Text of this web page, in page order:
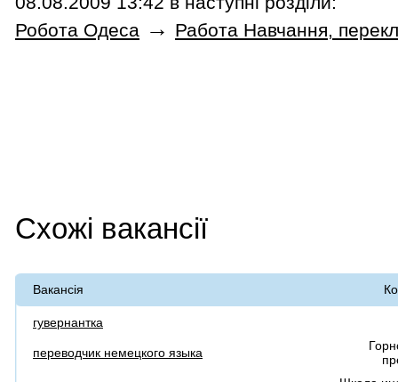
Робота Одеса → Работа Навчання,
Схожі вакансії
Вакансія
гувернантка
переводчик немецкого языка